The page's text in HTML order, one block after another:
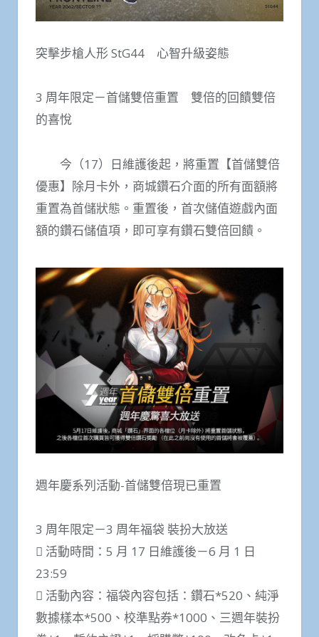
突擊步槍人形 StG44 心智升級姿態
3 周年限定－首儲雙倍重置 雙倍的回饋雙倍
的喜悅
今（17）日維護後起，將重置【首儲雙倍
優惠】除月卡外，商城鑽石介面的所有面額將
重置為首儲狀態。重置後，首次儲值遊戲內面
額的鑽石儲值項，即可享有鑽石雙倍回饋。
週年慶系列活動-首儲雙倍現已重置
3 周年限定－3 周年福袋 裝扮大放送
 活動時間：5 月 17 日維護後－6 月 1 日
23:59
 活動內容：福袋內容包括：鑽石*520、純淨
數據樣本*500、校準點券*1000、三週年裝扮